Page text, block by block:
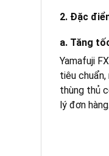
2. Đặc
a. Tăng
Yamafuji
tiêu
thùng thủ
lý đơn hàng.